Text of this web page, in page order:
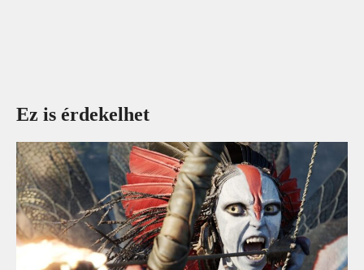
Ez is érdekelhet